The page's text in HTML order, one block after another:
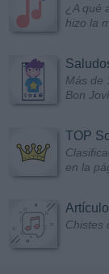
¿A qué
hizo la
Más de
Bon
TOP
en la
Chistes